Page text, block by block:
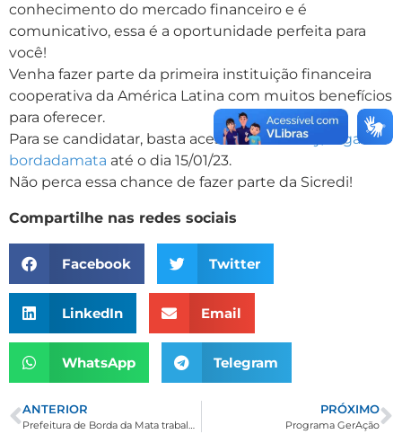
conhecimento do mercado financeiro e é
comunicativo, essa é a oportunidade perfeita para
você!
Venha fazer parte da primeira instituição financeira
cooperativa da América Latina com muitos benefícios
para oferecer.
Para se candidatar, basta acessar o linkbit.ly/vaga-
bordadamata até o dia 15/01/23.
Não perca essa chance de fazer parte da Sicredi!
Compartilhe nas redes sociais
Facebook Twitter
LinkedIn Email
WhatsApp Telegram
ANTERIOR
Prefeitura de Borda da Mata trabalha para minimizar transtornos causados pelas chuvas na zona rural do município
PRÓXIMO
Programa GerAção